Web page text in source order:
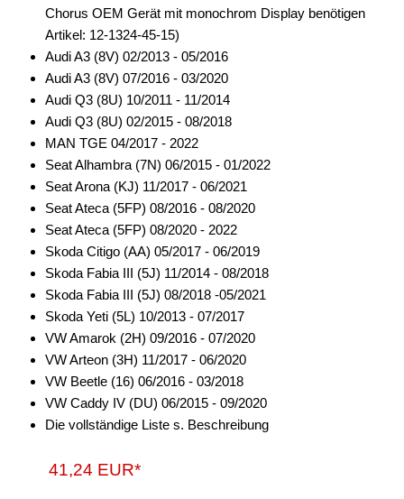
für Saab
für Seat
für Skoda
alle Signale + LFB
Tachosignal
Zündungssignal
für Smart
für Toyota
für Volvo
Universal
Chorus OEM Gerät mit monochrom Display benötigen
Artikel: 12-1324-45-15)
Audi A3 (8V) 02/2013 - 05/2016
Audi A3 (8V) 07/2016 - 03/2020
Audi Q3 (8U) 10/2011 - 11/2014
Audi Q3 (8U) 02/2015 - 08/2018
MAN TGE 04/2017 - 2022
Seat Alhambra (7N) 06/2015 - 01/2022
Seat Arona (KJ) 11/2017 - 06/2021
Seat Ateca (5FP) 08/2016 - 08/2020
Seat Ateca (5FP) 08/2020 - 2022
Skoda Citigo (AA) 05/2017 - 06/2019
Skoda Fabia III (5J) 11/2014 - 08/2018
Skoda Fabia III (5J) 08/2018 -05/2021
Skoda Yeti (5L) 10/2013 - 07/2017
VW Amarok (2H) 09/2016 - 07/2020
VW Arteon (3H) 11/2017 - 06/2020
VW Beetle (16) 06/2016 - 03/2018
VW Caddy IV (DU) 06/2015 - 09/2020
Die vollständige Liste s. Beschreibung
41,24 EUR*